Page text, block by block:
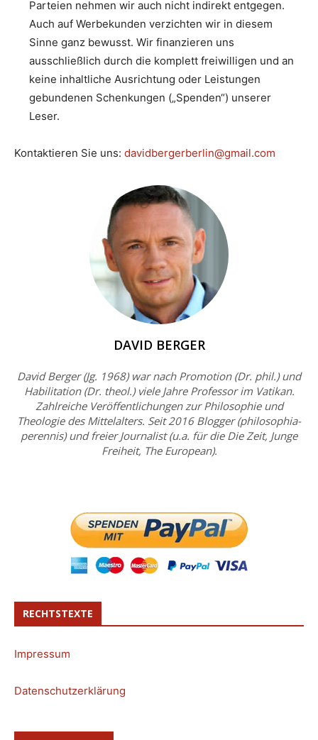
Parteien nehmen wir auch nicht indirekt entgegen.
Auch auf Werbekunden verzichten wir in diesem
Sinne ganz bewusst. Wir finanzieren uns
ausschließlich durch die komplett freiwilligen und an
keine inhaltliche Ausrichtung oder Leistungen
gebundenen Schenkungen („Spenden“) unserer
Leser.
Kontaktieren Sie uns: davidbergerberlin@gmail.com
DAVID BERGER
David Berger (Jg. 1968) war nach Promotion (Dr. phil.) und
Habilitation (Dr. theol.) viele Jahre Professor im Vatikan.
Zahlreiche Veröffentlichungen zur Philosophie und
Theologie des Mittelalters. Seit 2016 Blogger (philosophia-
perennis) und freier Journalist (u.a. für die Die Zeit, Junge
Freiheit, The European).
RECHTSTEXTE
Impressum
Datenschutzerklärung